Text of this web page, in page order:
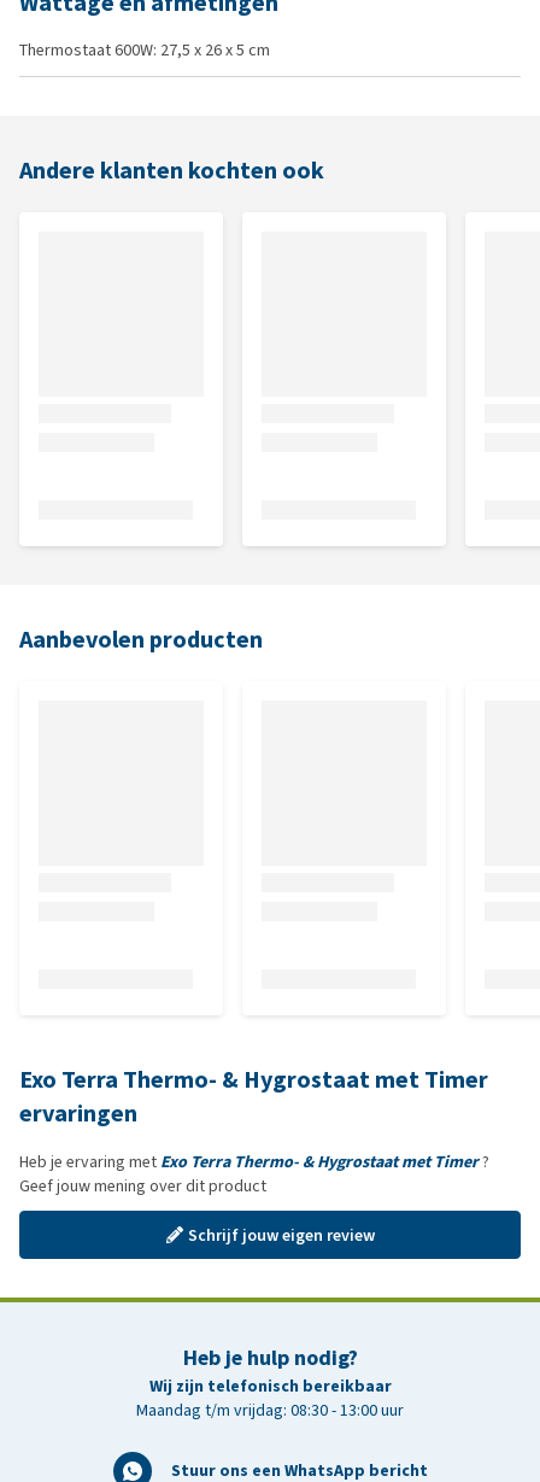
Thermostaat 600W: 27,5 x 26 x 5 cm
Andere klanten kochten ook
Aanbevolen producten
Exo Terra Thermo- & Hygrostaat met Timer
ervaringen
Heb je ervaring met Exo Terra Thermo- & Hygrostaat met Timer?
Geef jouw mening over dit product
Schrijf jouw eigen review
Heb je hulp nodig?
Wij zijn telefonisch bereikbaar
Maandag t/m vrijdag: 08:30 - 13:00 uur
Stuur ons een WhatsApp bericht